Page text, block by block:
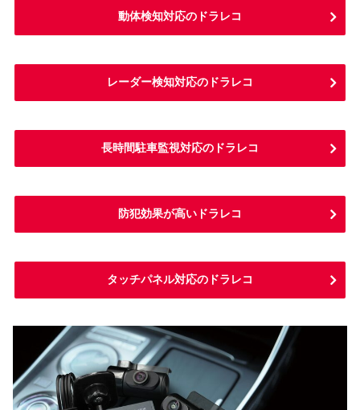
動体検知対応のドラレコ
レーダー検知対応のドラレコ
長時間駐車監視対応のドラレコ
防犯効果が高いドラレコ
タッチパネル対応のドラレコ